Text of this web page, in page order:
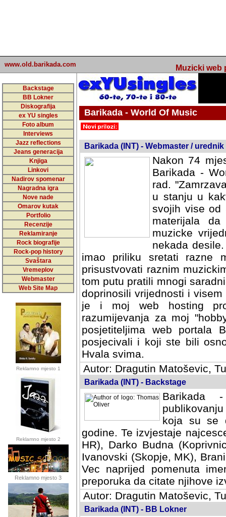
www.old.barikada.com Muzicki web
Backstage
BB Lokner
Diskografija
ex YU singles
Foto album
Interviews
Jazz reflections
Jeans generacija
Knjiga
Linkovi
Nadirov spomenar
Nagradna igra
Nove nade
Omarov kutak
Portfolio
Recenzije
Reklamiranje
Rock biografije
Rock-pop history
Svaštara
Vremeplov
Webmaster
Web Site Map
Reklamno mjesto 1
Reklamno mjesto 2
Reklamno mjesto 3
Barikada - World Of Music
Barikada (INT) - Webmaster / urednik
Nakon 74
Barikada -
rad.
u stanju u
svojih vise od
materijala
muzicke
nekada
imao priliku sretati razne
prisustvovati raznim
tom putu pratili mnogi
doprinosili vrijednosti i
je i moj web hosting
razumijevanja za moj
posjetiteljima web portala
posjecivali i koji ste bili
Hvala svima.
Autor: Dragutin Matoševic,
Barikada (INT) - Backstage
Barikada
koja su se
godine. Te izvjestaje
HR), Darko Budna
Ivanovski (Skopje, MK),
Vec naprijed pomenuta
preporuka da citate njihove
Autor: Dragutin Matoševic,
Barikada (INT) - BB Lokner